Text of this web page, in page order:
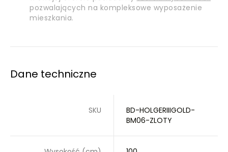
pozwalających na kompleksowe wyposażenie
mieszkania.
Dane techniczne
SKU
BD-HOLGERIIIGOLD-
BM06-ZLOTY